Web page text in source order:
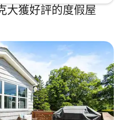
大獲好評的度假屋